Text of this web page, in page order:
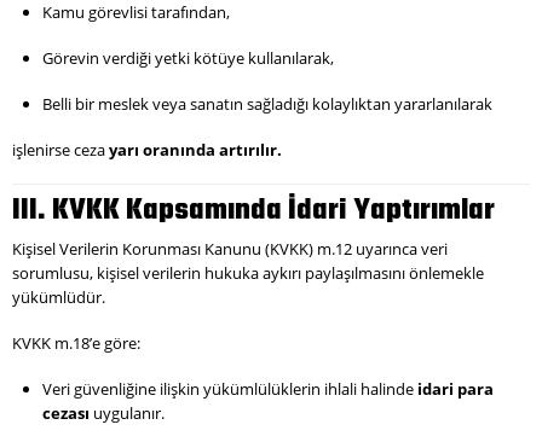
Kamu görevlisi tarafından,
Görevin verdiği yetki kötüye kullanılarak,
Belli bir meslek veya sanatın sağladığı kolaylıktan yararlanılarak
işlenirse cezayarı oranında artırılır.
III. KVKK Kapsamında İdari Yaptırımlar
Kişisel Verilerin Korunması Kanunu (KVKK) m.12 uyarınca veri
sorumlusu, kişisel verilerin hukuka aykırı paylaşılmasını önlemekle
yükümlüdür.
KVKK m.18’e göre:
Veri güvenliğine ilişkin yükümlülüklerin ihlali halinde idari para
cezası uygulanır.